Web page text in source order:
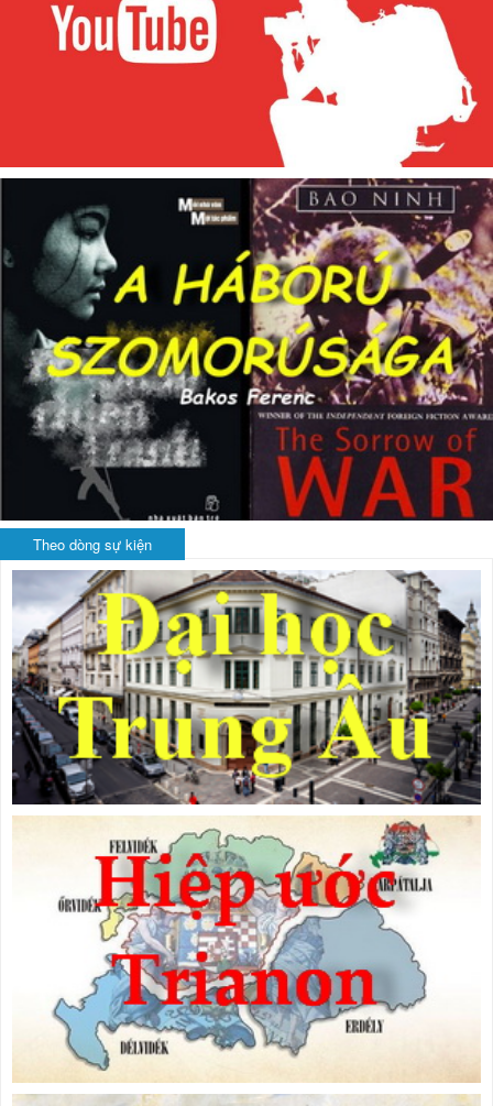
Theo dòng sự kiện